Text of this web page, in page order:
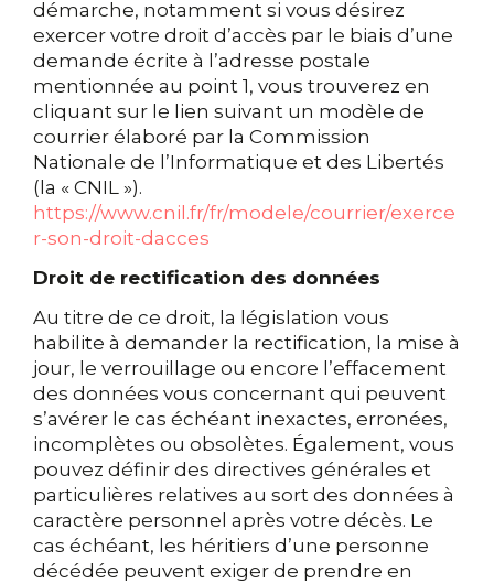
démarche, notamment si vous désirez
exercer votre droit d’accès par le biais d’une
demande écrite à l’adresse postale
mentionnée au point 1, vous trouverez en
cliquant sur le lien suivant un modèle de
courrier élaboré par la Commission
Nationale de l’Informatique et des Libertés
(la « CNIL »).
https://www.cnil.fr/fr/modele/courrier/exerce
r-son-droit-dacces
Droit de rectification des données
Au titre de ce droit, la législation vous
habilite à demander la rectification, la mise à
jour, le verrouillage ou encore l’effacement
des données vous concernant qui peuvent
s’avérer le cas échéant inexactes, erronées,
incomplètes ou obsolètes. Également, vous
pouvez définir des directives générales et
particulières relatives au sort des données à
caractère personnel après votre décès. Le
cas échéant, les héritiers d’une personne
décédée peuvent exiger de prendre en